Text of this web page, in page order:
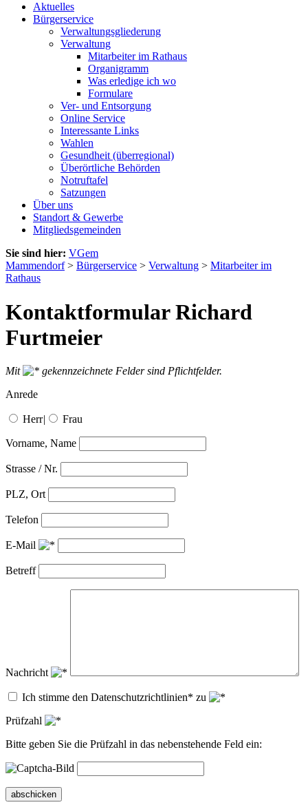
Aktuelles
Bürgerservice
Verwaltungsgliederung
Verwaltung
Mitarbeiter im Rathaus
Organigramm
Was erledige ich wo
Formulare
Ver- und Entsorgung
Online Service
Interessante Links
Wahlen
Gesundheit (überregional)
Überörtliche Behörden
Notruftafel
Satzungen
Über uns
Standort & Gewerbe
Mitgliedsgemeinden
Sie sind hier: VGem
Mammendorf> Bürgerservice > Verwaltung > Mitarbeiter im
Rathaus
Kontaktformular Richard
Furtmeier
Mit
gekennzeichnete Felder sind Pflichtfelder.
Anrede
Herr| Frau
Vorname, Name
Strasse / Nr.
PLZ, Ort
Telefon
E-Mail
Betreff
Nachricht
Ich stimme den Datenschutzrichtlinien* zu
Prüfzahl
Bitte geben Sie die Prüfzahl in das nebenstehende Feld ein:
abschicken